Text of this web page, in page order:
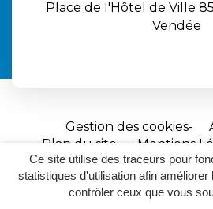
Ce site utilise des traceurs pour
statistiques d'utilisation afin
contrôler ceux que vous
Place de l'Hôtel de Ville
Vendée
Gestion des cookies
Plan du site
Mentions
Site
réalisé